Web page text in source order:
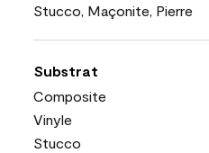
Stucco, Maçonite, Pierre
Substrat
Composite
Vinyle
Stucco